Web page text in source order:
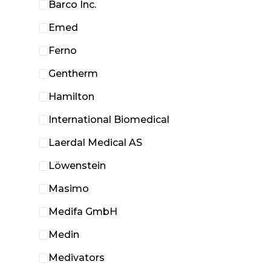
Barco Inc.
Emed
Ferno
Gentherm
Hamilton
International Biomedical
Laerdal Medical AS
Löwenstein
Masimo
Medifa GmbH
Medin
Medivators